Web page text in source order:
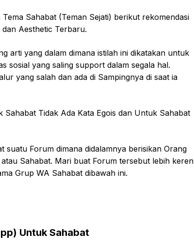
Sahabat (Teman Sejati) berikut rekomendasi
Aesthetic Terbaru.
arti yang dalam dimana istilah ini dikatakan untuk
sosial yang saling support dalam segala hal.
yang salah dan ada di Sampingnya di saat ia
Tidak Ada Kata Egois dan Untuk Sahabat
Forum dimana didalamnya berisikan Orang
Sahabat. Mari buat Forum tersebut lebih keren
Grup WA Sahabat dibawah ini.
Untuk Sahabat